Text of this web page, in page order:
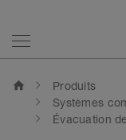
home
Produits
Systèmes
Évacuation